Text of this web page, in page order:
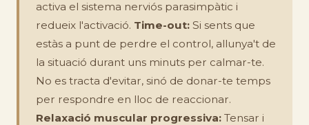
activa el sistema nerviós parasimpàtic i
redueix l'activació. Time-out: Si sents que
estàs a punt de perdre el control, allunya't de
la situació durant uns minuts per calmar-te.
No es tracta d'evitar, sinó de donar-te temps
per respondre en lloc de reaccionar.
Relaxació muscular progressiva: Tensar i